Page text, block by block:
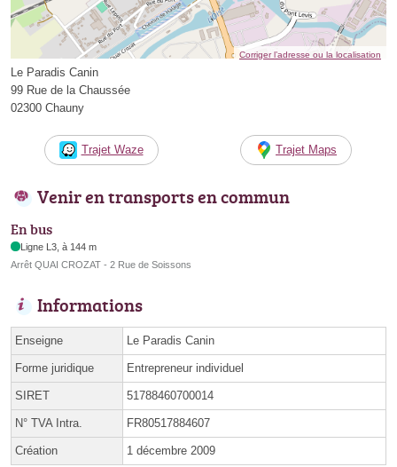
Corriger l’adresse ou la localisation
Le Paradis Canin
99 Rue de la Chaussée
02300 Chauny
Trajet Waze Trajet Maps
Venir en transports en commun
En bus
Ligne L3, à 144 m
Arrêt QUAI CROZAT - 2 Rue de Soissons
Informations
Enseigne Le Paradis Canin
Forme juridique Entrepreneur individuel
SIRET 51788460700014
N° TVA Intra. FR80517884607
Création 1 décembre 2009